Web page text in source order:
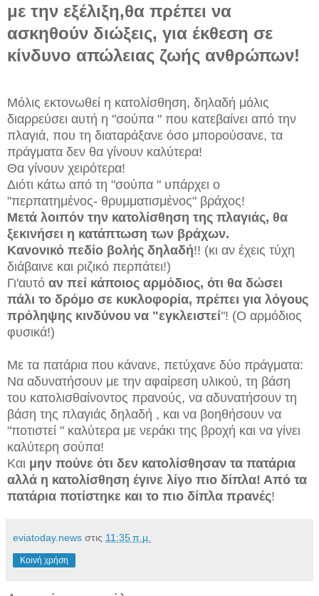
με την εξέλιξη,θα πρέπει να
ασκηθούν διώξεις, για έκθεση σε
κίνδυνο απώλειας ζωής ανθρώπων!
Μόλις εκτονωθεί η κατολίσθηση, δηλαδή μόλις
διαρρεύσει αυτή η "σούπα " που κατεβαίνει από την
πλαγιά, που τη διαταράξανε όσο μπορούσανε, τα
πράγματα δεν θα γίνουν καλύτερα!
Θα γίνουν χειρότερα!
Διότι κάτω από τη "σούπα " υπάρχει ο
"περπατημένος- θρυμματισμένος" βράχος!
Μετά λοιπόν την κατολίσθηση της πλαγιάς, θα
ξεκινήσει η κατάπτωση των βράχων.
Κανονικό πεδίο βολής δηλαδή!! (κι αν έχεις τύχη
διάβαινε και ριζικό περπάτει!)
Γι'αυτό αν πεί κάποιος αρμόδιος, ότι θα δώσει
πάλι το δρόμο σε κυκλοφορία, πρέπει για λόγους
πρόληψης κινδύνου να "εγκλειστεί"! (Ο αρμόδιος
φυσικά!)
Με τα πατάρια που κάνανε, πετύχανε δύο πράγματα:
Να αδυνατήσουν με την αφαίρεση υλικού, τη βάση
του κατολισθαίνοντος πρανούς, να αδυνατήσουν τη
βάση της πλαγιάς δηλαδή , και να βοηθήσουν να
"ποτιστεί " καλύτερα με νεράκι της βροχή και να γίνει
καλύτερη σούπα!
Και μην πούνε ότι δεν κατολίσθησαν τα πατάρια
αλλά η κατολίσθηση έγινε λίγο πιο δίπλα! Από τα
πατάρια ποτίστηκε και το πιο δίπλα πρανές!
eviatoday.news στις 11:35 π.μ.
Κοινή χρήση